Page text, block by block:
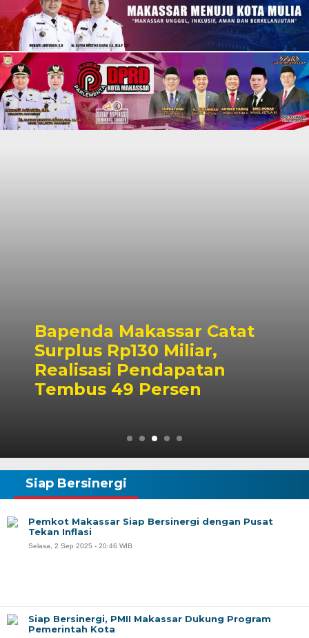
Bapenda Makassar Catat
Surplus Rp130 Miliar,
Realisasi Pendapatan
Tembus 49 Persen
Siap Bersinergi
Pemkot Makassar Siap Bersinergi dengan Pusat
Tekan Inflasi
Selasa, 2 Sep 2025 - 20:46 WIB
Siap Bersinergi, PMII Makassar Dukung Program
Pemerintah Kota